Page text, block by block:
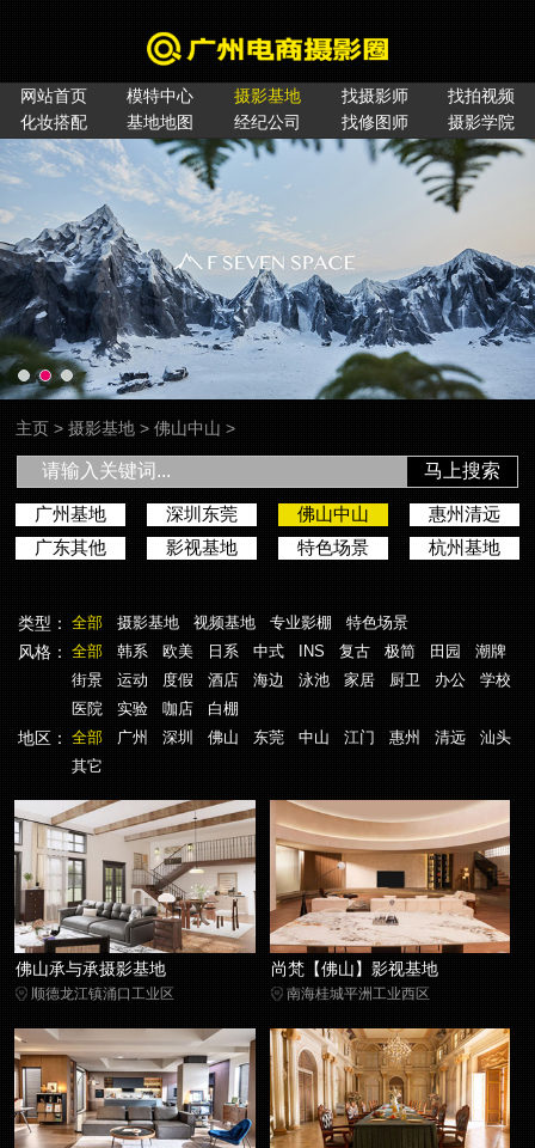
网站首页 模特中心 摄影基地 找摄影师
找拍视频
化妆搭配
基地地图 经纪公司 找修图师 摄影学院
主页 >摄影基地 >佛山中山 >
马上搜索
广州基地 深圳东莞 佛山中山
惠州清远
广东其他
影视基地 特色场景 杭州基地
类型： 全部 摄影基地 视频基地 专业影棚 特色场景
风格： 全部 韩系 欧美 日系 中式 INS 复古 极简 田园
潮牌
街景
运动 度假 酒店 海边 泳池 家居 厨卫 办公
学校
医院
实验 咖店 白棚
地区： 全部 广州 深圳 佛山 东莞 中山 江门 惠州 清远
汕头
其它
佛山承与承摄影基地
顺德龙江镇涌口工业区
尚梵【佛山】影视基地
南海桂城平洲工业西区